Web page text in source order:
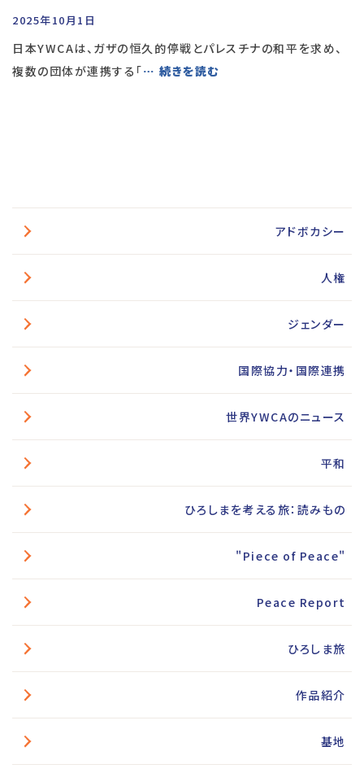
2025年10月1日
日本YWCAは、ガザの恒久的停戦とパレスチナの和平を求め、
複数の団体が連携する「… 続きを読む
アドボカシー
人権
ジェンダー
国際協力・国際連携
世界YWCAのニュース
平和
ひろしまを考える旅：読みもの
"Piece of Peace"
Peace Report
ひろしま旅
作品紹介
基地